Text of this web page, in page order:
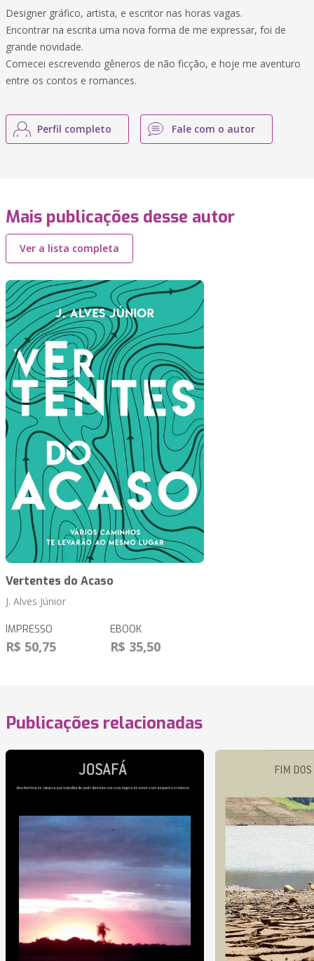
Designer gráfico, artista, e escritor nas horas vagas.
Encontrar na escrita uma nova forma de me expressar, foi de
grande novidade.
Comecei escrevendo gêneros de não ficção, e hoje me aventuro
entre os contos e romances.
Perfil completo Fale com o autor
Mais publicações desse autor
Ver a lista completa
Vertentes do Acaso
J. Alves Júnior
IMPRESSO
R$ 50,75
EBOOK
R$ 35,50
Publicações relacionadas